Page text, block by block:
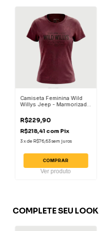
Camiseta Feminina Wild
Willys Jeep - Marmorizada
R$229,90
R$218,41 com Pix
3xdeR$76,63sem juros
COMPRAR
Ver produto
COMPLETE SEU LOOK